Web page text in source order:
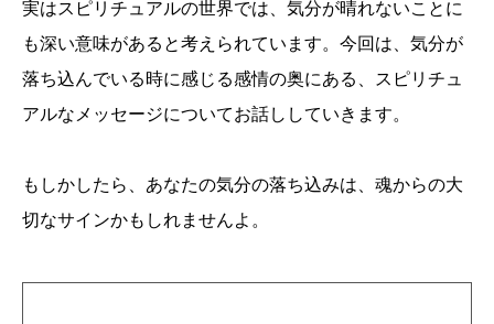
実はスピリチュアルの世界では、気分が晴れないことに
も深い意味があると考えられています。今回は、気分が
落ち込んでいる時に感じる感情の奥にある、スピリチュ
アルなメッセージについてお話ししていきます。
もしかしたら、あなたの気分の落ち込みは、魂からの大
切なサインかもしれませんよ。